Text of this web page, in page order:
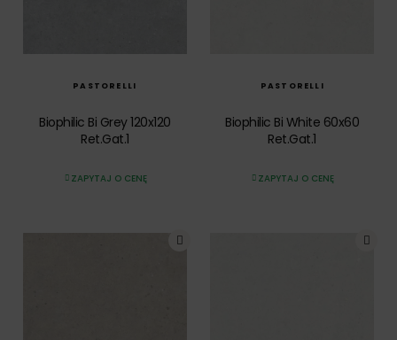
PASTORELLI
Biophilic Bi Grey 120x120
Ret.Gat.1
ZAPYTAJ O CENĘ
SZYBKI PODGLĄD
PASTORELLI
Biophilic Bi White 60x60
Ret.Gat.1
ZAPYTAJ O CENĘ